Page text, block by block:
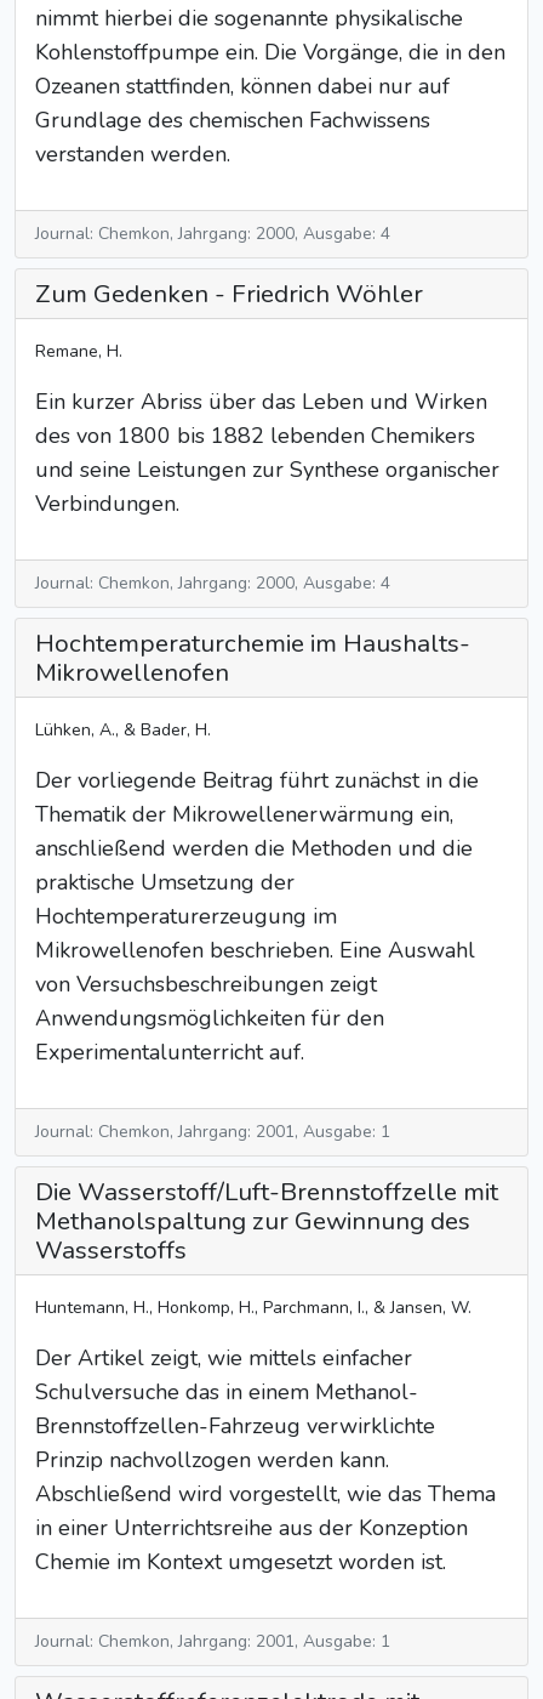
nimmt hierbei die sogenannte physikalische
Kohlenstoffpumpe ein. Die Vorgänge, die in den
Ozeanen stattfinden, können dabei nur auf
Grundlage des chemischen Fachwissens
verstanden werden.
Journal: Chemkon, Jahrgang: 2000, Ausgabe: 4
Zum Gedenken - Friedrich Wöhler
Remane, H.
Ein kurzer Abriss über das Leben und Wirken
des von 1800 bis 1882 lebenden Chemikers
und seine Leistungen zur Synthese organischer
Verbindungen.
Journal: Chemkon, Jahrgang: 2000, Ausgabe: 4
Hochtemperaturchemie im Haushalts-
Mikrowellenofen
Lühken, A., & Bader, H.
Der vorliegende Beitrag führt zunächst in die
Thematik der Mikrowellenerwärmung ein,
anschließend werden die Methoden und die
praktische Umsetzung der
Hochtemperaturerzeugung im
Mikrowellenofen beschrieben. Eine Auswahl
von Versuchsbeschreibungen zeigt
Anwendungsmöglichkeiten für den
Experimentalunterricht auf.
Journal: Chemkon, Jahrgang: 2001, Ausgabe: 1
Die Wasserstoff/Luft-Brennstoffzelle mit
Methanolspaltung zur Gewinnung des
Wasserstoffs
Huntemann, H., Honkomp, H., Parchmann, I., & Jansen, W.
Der Artikel zeigt, wie mittels einfacher
Schulversuche das in einem Methanol-
Brennstoffzellen-Fahrzeug verwirklichte
Prinzip nachvollzogen werden kann.
Abschließend wird vorgestellt, wie das Thema
in einer Unterrichtsreihe aus der Konzeption
Chemie im Kontext umgesetzt worden ist.
Journal: Chemkon, Jahrgang: 2001, Ausgabe: 1